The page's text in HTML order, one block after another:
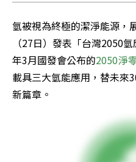
氫被視為終極的潔淨能源，
（27日）發表「台灣2050
年3月國發會公布的2050淨
載具三大氫能應用，替未來
新篇章。